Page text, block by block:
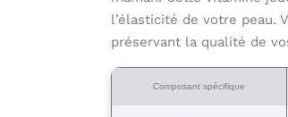
l’élasticité de votre peau.
préservant la qualité de
Composant spécifique